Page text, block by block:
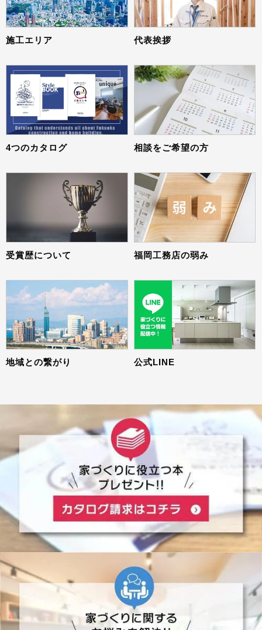
施工エリア 代表挨拶
4つのカタログ 相談をご希望の方
受賞歴について 福岡工務店の弱み
地域との繋がり 公式LINE